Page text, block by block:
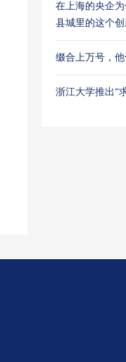
在上海的央企
县城里的这个
缀合上万号，
浙江大学推出“